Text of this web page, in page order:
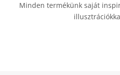
Minden termékünk saját